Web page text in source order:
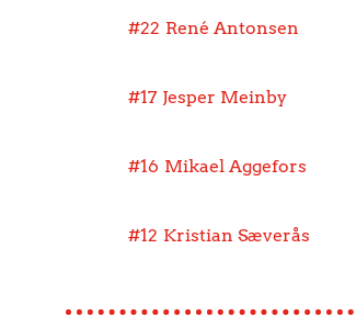
#22 René Antonsen
#17 Jesper Meinby
#16 Mikael Aggefors
#12 Kristian Sæverås